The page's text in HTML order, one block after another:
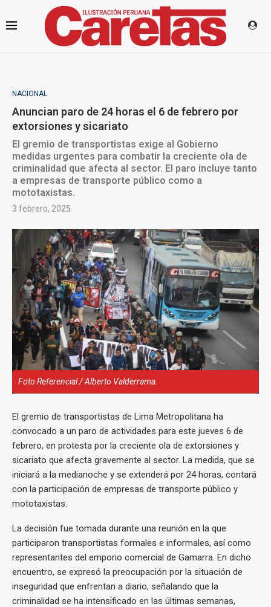
NACIONAL
Anuncian paro de 24 horas el 6 de febrero por
extorsiones y sicariato
El gremio de transportistas exige al Gobierno
medidas urgentes para combatir la creciente ola de
criminalidad que afecta al sector. El paro incluye tanto
a empresas de transporte público como a
mototaxistas.
3 febrero, 2025
Foto Referencial / Alberto Valderrama.
El gremio de transportistas de Lima Metropolitana ha
convocado a un paro de actividades para este jueves 6 de
febrero, en protesta por la creciente ola de extorsiones y
sicariato que afecta gravemente al sector. La medida, que se
iniciará a la medianoche y se extenderá por 24 horas, contará
con la participación de empresas de transporte público y
mototaxistas.
La decisión fue tomada durante una reunión en la que
participaron transportistas formales e informales, así como
representantes del emporio comercial de Gamarra. En dicho
encuentro, se expresó la preocupación por la situación de
inseguridad que enfrentan a diario, señalando que la
criminalidad se ha intensificado en las últimas semanas,